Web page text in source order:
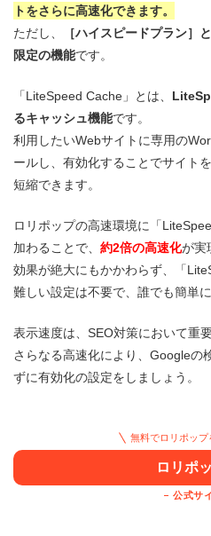
トをさらに高速化できます。
ただし、
［ハイスピードプラン］
限定の機能です。
「LiteSpeed Cache」とは、
るキャッシュ機能です。
利用したいWebサイトに専用の
ールし、有効化することでサイト
短縮できます。
ロリポップの高速環境に「
加わることで、 約2倍の高速化が実
効果が絶大にもかかわらず、「
難しい設定は不要で、誰でも簡単
表示速度は、SEO対策において重
さらなる高速化により、Googleの
ずに有効化の設定をしましょう。
無料でロリポップ
ロリポ
公式サ